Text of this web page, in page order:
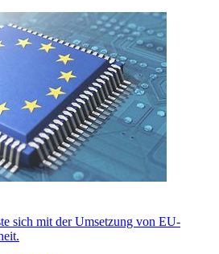
sich mit der Umsetzung von EU-